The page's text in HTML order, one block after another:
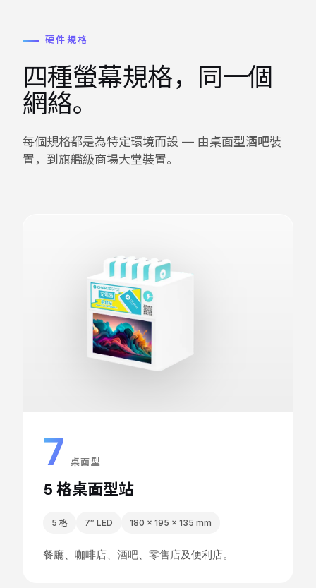
硬件規格
四種螢幕規格，同一個
網絡。
每個規格都是為特定環境而設 — 由桌面型酒吧裝
置，到旗艦級商場大堂裝置。
7 桌面型
5 格桌面型站
5 格 7″ LED 180 × 195 × 135 mm
餐廳、咖啡店、酒吧、零售店及便利店。